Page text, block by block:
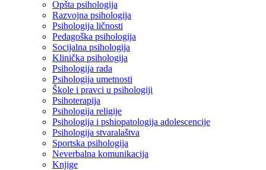
Opšta psihologija
Razvojna psihologija
Psihologija ličnosti
Pedagoška psihologija
Socijalna psihologija
Klinička psihologija
Psihologija rada
Psihologija umetnosti
Škole i pravci u psihologiji
Psihoterapija
Psihologija religije
Psihologija i pshiopatologija adolescencije
Psihologija stvaralaštva
Sportska psihologija
Neverbalna komunikacija
Knjige